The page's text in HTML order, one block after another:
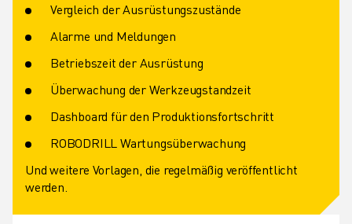
Vergleich der Ausrüstungszustände
Alarme und Meldungen
Betriebszeit der Ausrüstung
Überwachung der Werkzeugstandzeit
Dashboard für den Produktionsfortschritt
ROBODRILL Wartungsüberwachung
Und weitere Vorlagen, die regelmäßig veröffentlicht
werden.